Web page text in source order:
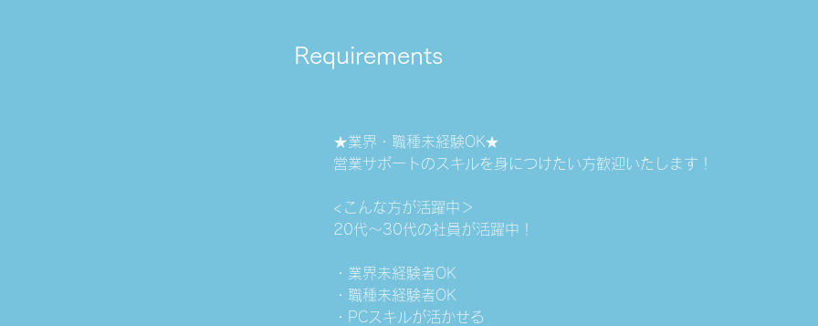
Requirements
★業界・職種未経験OK★
営業サポートのスキルを身につけたい方歓迎いたします！
<こんな方が活躍中＞
20代～30代の社員が活躍中！
・業界未経験者OK
・職種未経験者OK
・PCスキルが活かせる